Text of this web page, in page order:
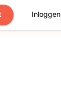
Inloggen